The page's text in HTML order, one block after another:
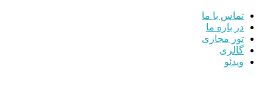
تماس با ما
در باره ما
تور مجازی
گالری
ویدئو